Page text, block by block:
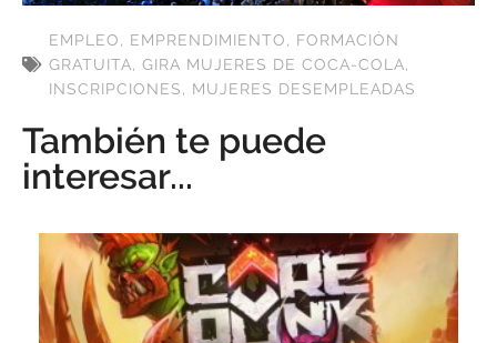
EMPLEO, EMPRENDIMIENTO, FORMACIÓN
GRATUITA, GIRA MUJERES DE COCA-COLA,
INSCRIPCIONES, MUJERES DESEMPLEADAS
También te puede
interesar...